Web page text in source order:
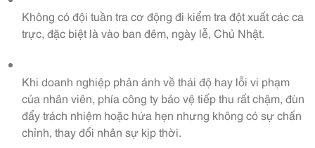
Không có đội tuần tra cơ động đi kiểm tra đột xuất các ca
trực, đặc biệt là vào ban đêm, ngày lễ, Chủ Nhật.
Khi doanh nghiệp phản ánh về thái độ hay lỗi vi phạm
của nhân viên, phía công ty bảo vệ tiếp thu rất chậm, đùn
đẩy trách nhiệm hoặc hứa hẹn nhưng không có sự chấn
chỉnh, thay đổi nhân sự kịp thời.